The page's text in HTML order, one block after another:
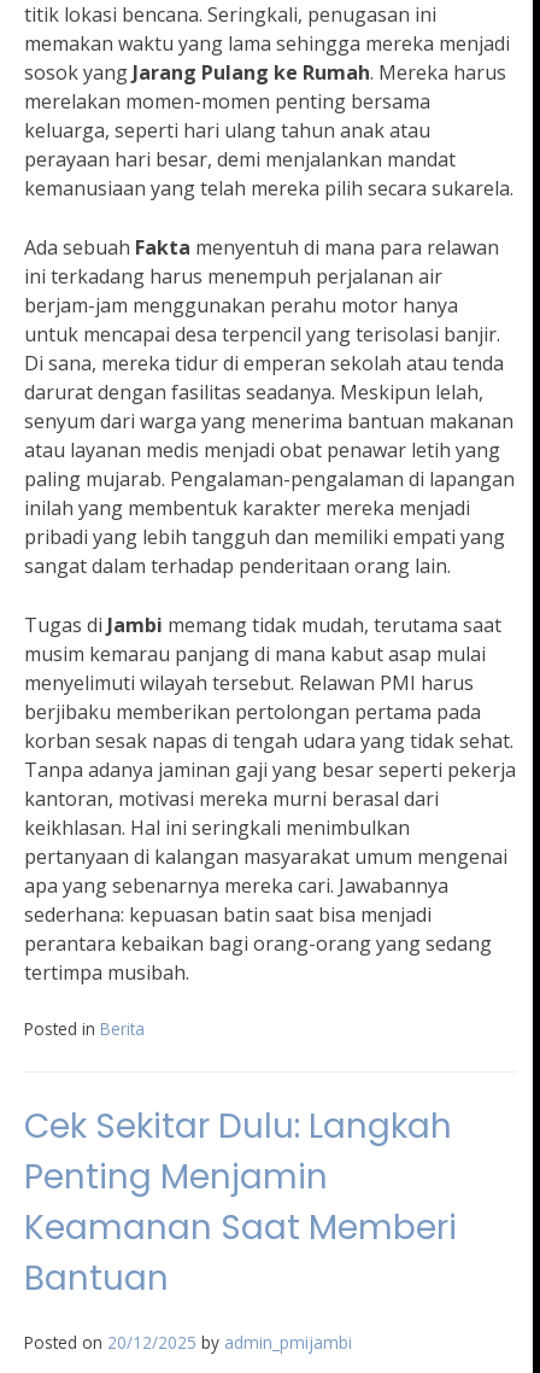
titik lokasi bencana. Seringkali, penugasan ini
memakan waktu yang lama sehingga mereka menjadi
sosok yang Jarang Pulang ke Rumah. Mereka harus
merelakan momen-momen penting bersama
keluarga, seperti hari ulang tahun anak atau
perayaan hari besar, demi menjalankan mandat
kemanusiaan yang telah mereka pilih secara sukarela.
Ada sebuah Fakta menyentuh di mana para relawan
ini terkadang harus menempuh perjalanan air
berjam-jam menggunakan perahu motor hanya
untuk mencapai desa terpencil yang terisolasi banjir.
Di sana, mereka tidur di emperan sekolah atau tenda
darurat dengan fasilitas seadanya. Meskipun lelah,
senyum dari warga yang menerima bantuan makanan
atau layanan medis menjadi obat penawar letih yang
paling mujarab. Pengalaman-pengalaman di lapangan
inilah yang membentuk karakter mereka menjadi
pribadi yang lebih tangguh dan memiliki empati yang
sangat dalam terhadap penderitaan orang lain.
Tugas di Jambi memang tidak mudah, terutama saat
musim kemarau panjang di mana kabut asap mulai
menyelimuti wilayah tersebut. Relawan PMI harus
berjibaku memberikan pertolongan pertama pada
korban sesak napas di tengah udara yang tidak sehat.
Tanpa adanya jaminan gaji yang besar seperti pekerja
kantoran, motivasi mereka murni berasal dari
keikhlasan. Hal ini seringkali menimbulkan
pertanyaan di kalangan masyarakat umum mengenai
apa yang sebenarnya mereka cari. Jawabannya
sederhana: kepuasan batin saat bisa menjadi
perantara kebaikan bagi orang-orang yang sedang
tertimpa musibah.
Posted in Berita
Cek Sekitar Dulu: Langkah
Penting Menjamin
Keamanan Saat Memberi
Bantuan
Posted on 20/12/2025 by admin_pmijambi